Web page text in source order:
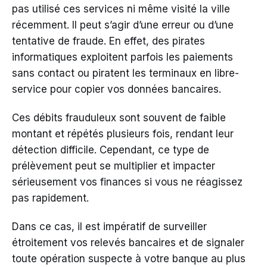
pas utilisé ces services ni même visité la ville
récemment. Il peut s’agir d’une erreur ou d’une
tentative de fraude. En effet, des pirates
informatiques exploitent parfois les paiements
sans contact ou piratent les terminaux en libre-
service pour copier vos données bancaires.
Ces débits frauduleux sont souvent de faible
montant et répétés plusieurs fois, rendant leur
détection difficile. Cependant, ce type de
prélèvement peut se multiplier et impacter
sérieusement vos finances si vous ne réagissez
pas rapidement.
Dans ce cas, il est impératif de surveiller
étroitement vos relevés bancaires et de signaler
toute opération suspecte à votre banque au plus